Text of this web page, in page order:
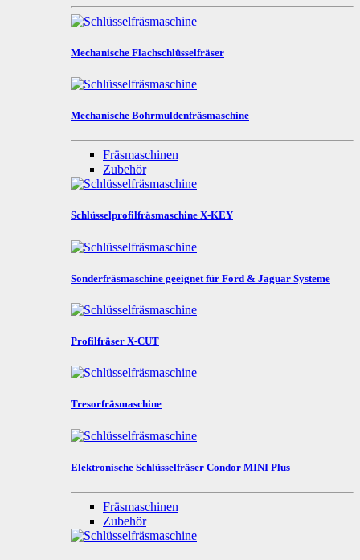
Mechanische Flachschlüsselfräser
Mechanische Bohrmuldenfräsmaschine
Fräsmaschinen
Zubehör
Schlüsselprofilfräsmaschine X-KEY
Sonderfräsmaschine geeignet für Ford & Jaguar Systeme
Profilfräser X-CUT
Tresorfräsmaschine
Elektronische Schlüsselfräser Condor MINI Plus
Fräsmaschinen
Zubehör